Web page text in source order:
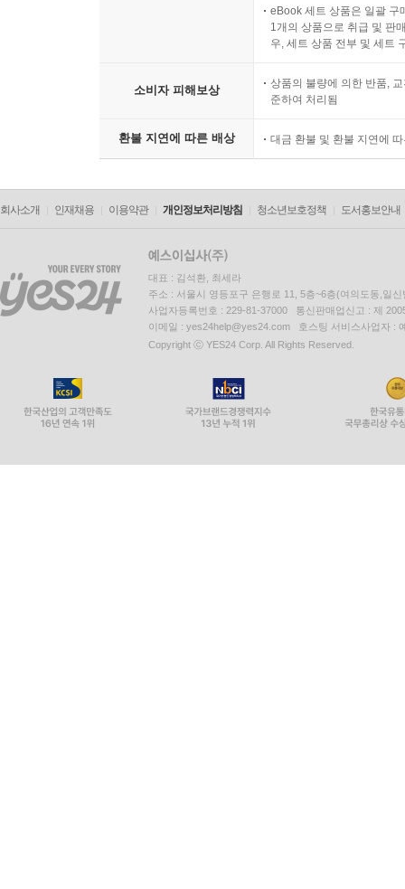
eBook 세트 상품은 일괄 구
1개의 상품으로 취급 및 판
우, 세트 상품 전부 및 세트
소비자 피해보상
상품의 불량에 의한 반품,
준하여 처리됨
환불 지연에 따른 배상 대금 환불 및 환불 지연에
회사소개 인재채용 이용약관 개인정보처리방침 청소년보호정책 도서홍보안내
대표 : 김석환, 최세라
주소 : 서울시 영등포구 은행로 11, 5층~6층(여의도동,일신
사업자등록번호 : 229-81-37000 통신판매업신고 : 제
이메일 : yes24help@yes24.com 호스팅 서비스사업자 :
Copyright ⓒ YES24 Corp. All Rights Reserved.